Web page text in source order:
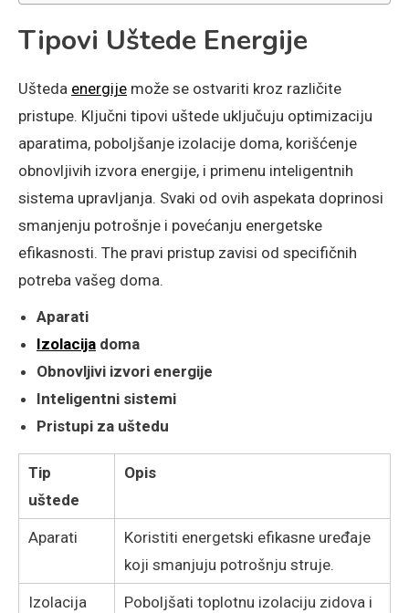
Tipovi Uštede Energije
Ušteda energije može se ostvariti kroz različite
pristupe. Ključni tipovi uštede uključuju optimizaciju
aparatima, poboljšanje izolacije doma, korišćenje
obnovljivih izvora energije, i primenu inteligentnih
sistema upravljanja. Svaki od ovih aspekata doprinosi
smanjenju potrošnje i povećanju energetske
efikasnosti. The pravi pristup zavisi od specifičnih
potreba vašeg doma.
Aparati
Izolacija doma
Obnovljivi izvori energije
Inteligentni sistemi
Pristupi za uštedu
Tip
uštede
Opis
Aparati
Koristiti energetski efikasne uređaje
koji smanjuju potrošnju struje.
Izolacija
Poboljšati toplotnu izolaciju zidova i